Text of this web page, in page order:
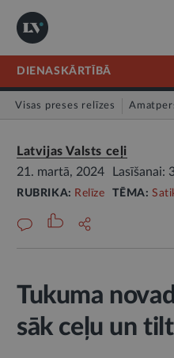
DIENASKĀRTĪBĀ
Visas preses relīzes
Latvijas Valsts ceļi
21. martā, 2024
Lasīšanai:
RUBRIKA: Relīze TĒMA:
Tukuma
sāk ceļu un